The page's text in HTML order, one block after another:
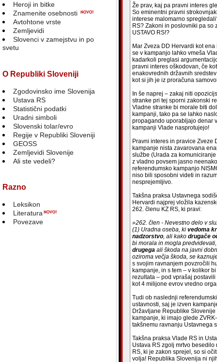
Heroji in bitke
Znamenite osebnosti
Avtohtone vrste
Zemljevidi
Slovenci v zamejstvu in po
svetu
O Republiki Sloveniji
Zgodovinsko ime Slovenija
Ustava RS
Statistični podatki
Uradni simboli
Slovenski tolar/evro
Regije v Republiki Sloveniji
GEOSS
Zemljevidi Slovenije
Ali ste vedeli?
Razno
Leksikon
Literatura
Povezave
Že prav, kaj pa pravni interes
So eminentni pravni
interese malomarno
RS? Zakoni in poslovniki pa so
USTAVO RS!?
Mar Zveza DD Hervardi kot
se v kampanjo lahko vmeša
kadarkoli preglasi
pravni interes oškodovan, če
enakovrednih državnih
kot si jih je iz proračuna
In še naprej – zakaj niti
stranke pri tej sporni zakonski
Vladne stranke bi morale biti
kampanji, tako pa se lahko
propagando uporabljajo denar
kampanji Vlade nasprotujejo!
Pravni interes in pravice Zveze
kampanje nista zavarovana
službe (Urada za
z vladno povsem jasno
referendumsko kampanjo
niso bili sposobni videti in
nesprejemljivo.
Takšna praksa Ustavnega
Hervardi najprej vložila
262. členu KZ RS, ki pravi:
»262. člen - Nevestno delo v
(1) Uradna oseba, ki vedoma
nadzorstvo, ali kako drugače
bi morala in mogla
drugega ali škoda na javni
oziroma večja škoda, se
s svojim ravnanjem povzročili
kampanje, in s tem – v kolikor
rezultata – pod vprašaj
kot 4 milijone evrov vredno
Tudi ob naslednji
ustavnosti, saj je izven
Državljane Republike
kampanje, ki imajo glede
takšnemu ravnanju Ustavnega
Takšna praksa Vlade RS in
Ustava RS zgolj mrtvo
RS, ki je zakon sprejel, so si
volja! Republika Slovenija ni